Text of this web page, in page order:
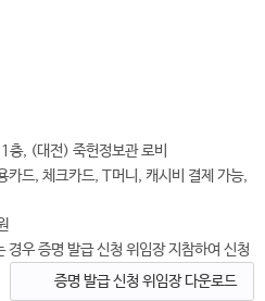
층, (대전) 죽헌정보관 로비
드, 체크카드, T머니, 캐시비 결제 가능,
경우 증명 발급 신청 위임장 지참하여 신청
증명 발급 신청 위임장 다운로드